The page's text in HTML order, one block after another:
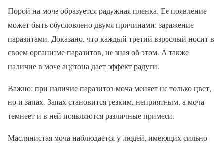
Порой на моче образуется радужная пленка. Ее появление
может быть обусловлено двумя причинами: заражение
паразитами. Доказано, что каждый третий взрослый носит в
своем организме паразитов, не зная об этом. А также
наличие в моче ацетона дает эффект радуги.
Важно: при наличие паразитов моча меняет не только цвет,
но и запах. Запах становится резким, неприятным, а моча
темнеет и в ней появляются различные примеси.
Маслянистая моча наблюдается у людей, имеющих сильно